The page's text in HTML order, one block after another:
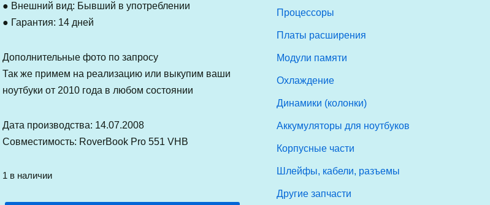
● Внешний вид: Бывший в употреблении
● Гарантия: 14 дней
Дополнительные фото по запросу
Так же примем на реализацию или выкупим ваши
ноутбуки от 2010 года в любом состоянии
Дата производства: 14.07.2008
Совместимость: RoverBook Pro 551 VHB
1 в наличии
Процессоры
Платы расширения
Модули памяти
Охлаждение
Динамики (колонки)
Аккумуляторы для ноутбуков
Корпусные части
Шлейфы, кабели, разъемы
Другие запчасти